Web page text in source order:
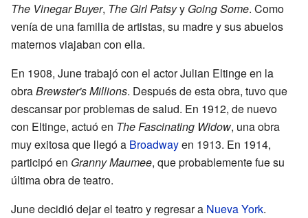
The Vinegar Buyer, The Girl Patsyy Going Some. Como
venía de una familia de artistas, su madre y sus abuelos
maternos viajaban con ella.
En 1908, June trabajó con el actor Julian Eltinge en la
obraBrewster's Millions. Después de esta obra, tuvo que
descansar por problemas de salud. En 1912, de nuevo
con Eltinge, actuó en The Fascinating Widow, una obra
muy exitosa que llegó a Broadwayen 1913. En 1914,
participó en Granny Maumee, que probablemente fue su
última obra de teatro.
June decidió dejar el teatro y regresar a Nueva York.